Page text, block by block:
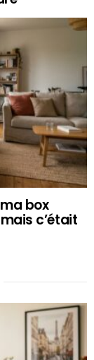
box
c’était